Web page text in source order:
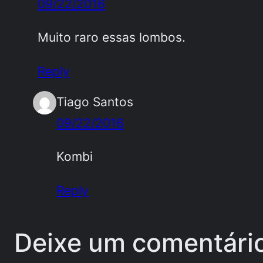
09/22/2016
Muito raro essas lombos.
Reply
Tiago Santos
09/22/2016
Kombi
Reply
Deixe um